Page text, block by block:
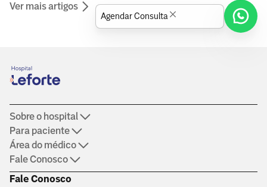
Ver mais artigos
Fale Conosco
Sobre o hospital
Para paciente
Área do médico
Fale Conosco
Agendar Consulta